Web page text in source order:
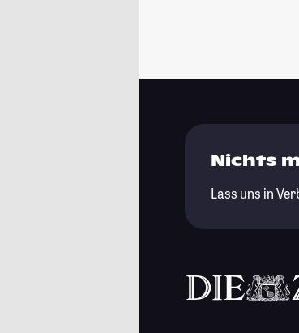
Nichts
Lass uns in